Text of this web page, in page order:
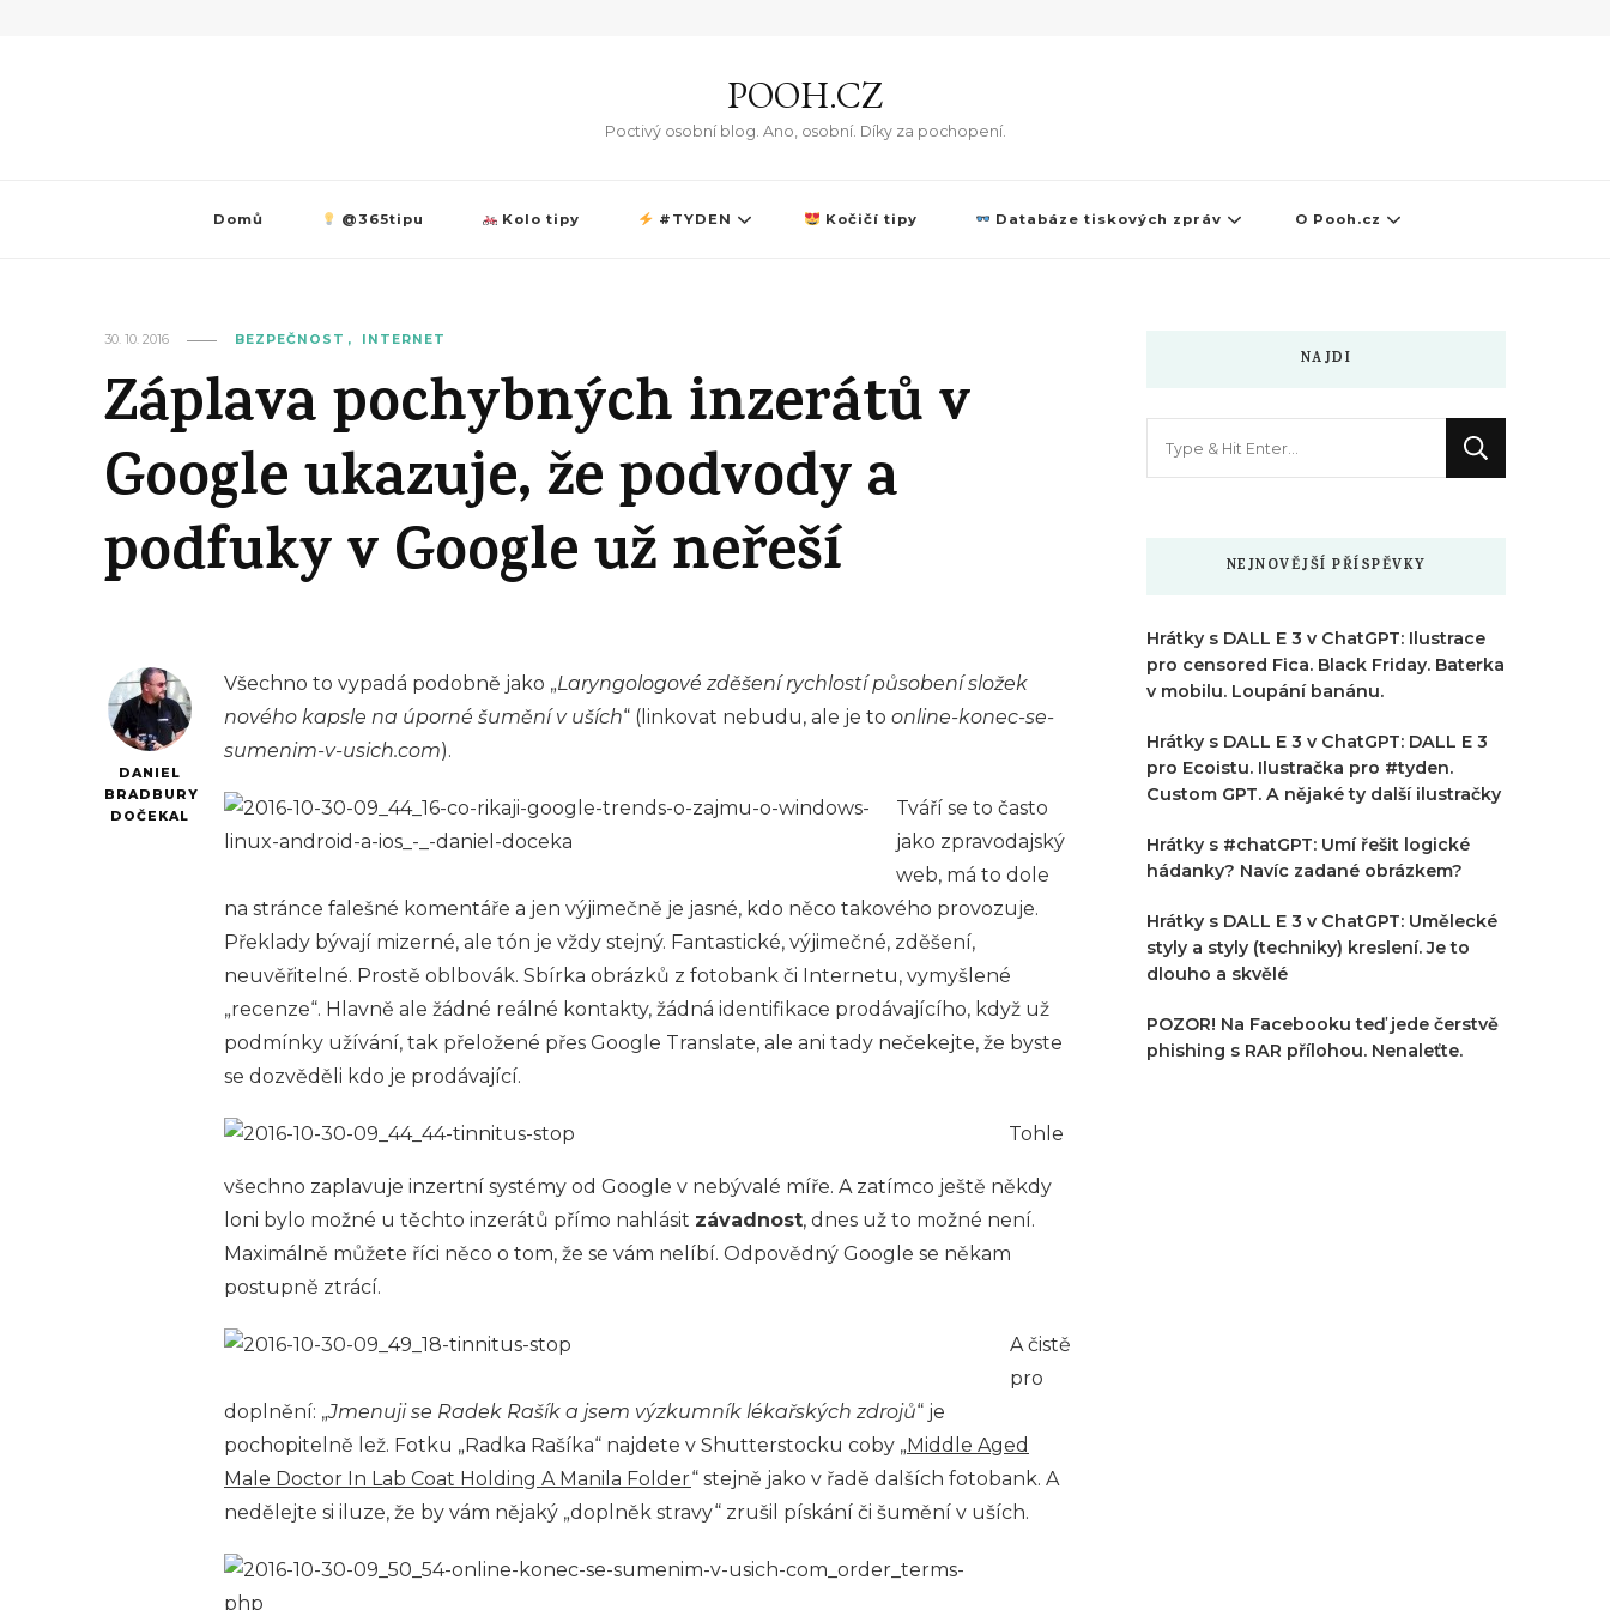
POOH.CZ
Poctivý osobní blog. Ano, osobní. Díky za pochopení.
Domů @365tipu Kolo tipy #TYDEN Kočičí tipy Databáze tiskových zpráv O Pooh.cz
30. 10. 2016 BEZPEČNOST INTERNET
Záplava pochybných inzerátů v
Google ukazuje, že podvody a
podfuky v Google už neřeší
DANIEL
BRADBURY
DOČEKAL
Všechno to vypadá podobně jako „Laryngologové zděšení rychlostí působení složek
nového kapsle na úporné šumění v uších“ (linkovat nebudu, ale je to online-konec-se-
sumenim-v-usich.com).
Tváří se to často
jako zpravodajský
web, má to dole
na stránce falešné komentáře a jen výjimečně je jasné, kdo něco takového provozuje.
Překlady bývají mizerné, ale tón je vždy stejný. Fantastické, výjimečné, zděšení,
neuvěřitelné. Prostě oblbovák. Sbírka obrázků z fotobank či Internetu, vymyšlené
„recenze“. Hlavně ale žádné reálné kontakty, žádná identifikace prodávajícího, když už
podmínky užívání, tak přeložené přes Google Translate, ale ani tady nečekejte, že byste
se dozvěděli kdo je prodávající.
Tohle
všechno zaplavuje inzertní systémy od Google v nebývalé míře. A zatímco ještě někdy
loni bylo možné u těchto inzerátů přímo nahlásit závadnost, dnes už to možné není.
Maximálně můžete říci něco o tom, že se vám nelíbí. Odpovědný Google se někam
postupně ztrácí.
A čistě
pro
doplnění: „Jmenuji se Radek Rašík a jsem výzkumník lékařských zdrojů“ je
pochopitelně lež. Fotku „Radka Rašíka“ najdete v Shutterstocku coby „Middle Aged
Male Doctor In Lab Coat Holding A Manila Folder“ stejně jako v řadě dalších fotobank. A
nedělejte si iluze, že by vám nějaký „doplněk stravy“ zrušil pískání či šumění v uších.
NAJDI
NEJNOVĚJŠÍ PŘÍSPĚVKY
Hrátky s DALL E 3 v ChatGPT: Ilustrace
pro censored Fica. Black Friday. Baterka
v mobilu. Loupání banánu.
Hrátky s DALL E 3 v ChatGPT: DALL E 3
pro Ecoistu. Ilustračka pro #tyden.
Custom GPT. A nějaké ty další ilustračky
Hrátky s #chatGPT: Umí řešit logické
hádanky? Navíc zadané obrázkem?
Hrátky s DALL E 3 v ChatGPT: Umělecké
styly a styly (techniky) kreslení. Je to
dlouho a skvělé
POZOR! Na Facebooku teď jede čerstvě
phishing s RAR přílohou. Nenaleťte.